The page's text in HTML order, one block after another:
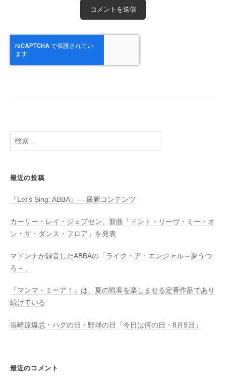
検
索:
最近の投稿
『Let’s Sing: ABBA』― 最新コンテンツ
カーリー・レイ・ジェプセン、新曲「ドント・リーヴ・ミー・オ
ン・ザ・ダンス・フロア」を発表
マドンナが録音したABBAの「ライク・ア・エンジャル～夢うつ
ろ～」
『マンマ・ミーア！』は、夏の観客を楽しませる定番作品であり
続けている
長崎原爆忌・ハグの日・野球の日「今日は何の日・8月9日」
最近のコメント